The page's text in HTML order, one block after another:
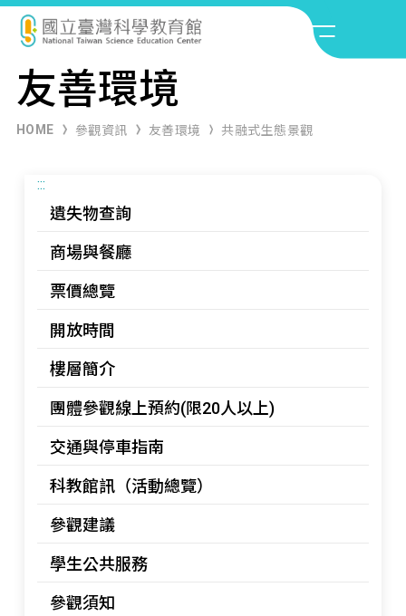
友善環境
HOME 參觀資訊 友善環境 共融式生態景觀
:::
遺失物查詢
商場與餐廳
票價總覽
開放時間
樓層簡介
團體參觀線上預約(限20人以上)
交通與停車指南
科教館訊（活動總覽）
參觀建議
學生公共服務
參觀須知